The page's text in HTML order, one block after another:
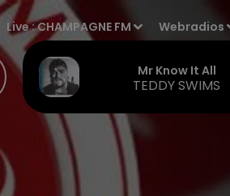
Live :CHAMPAGNE FM Webradios
Mr Know It All
TEDDY SWIMS